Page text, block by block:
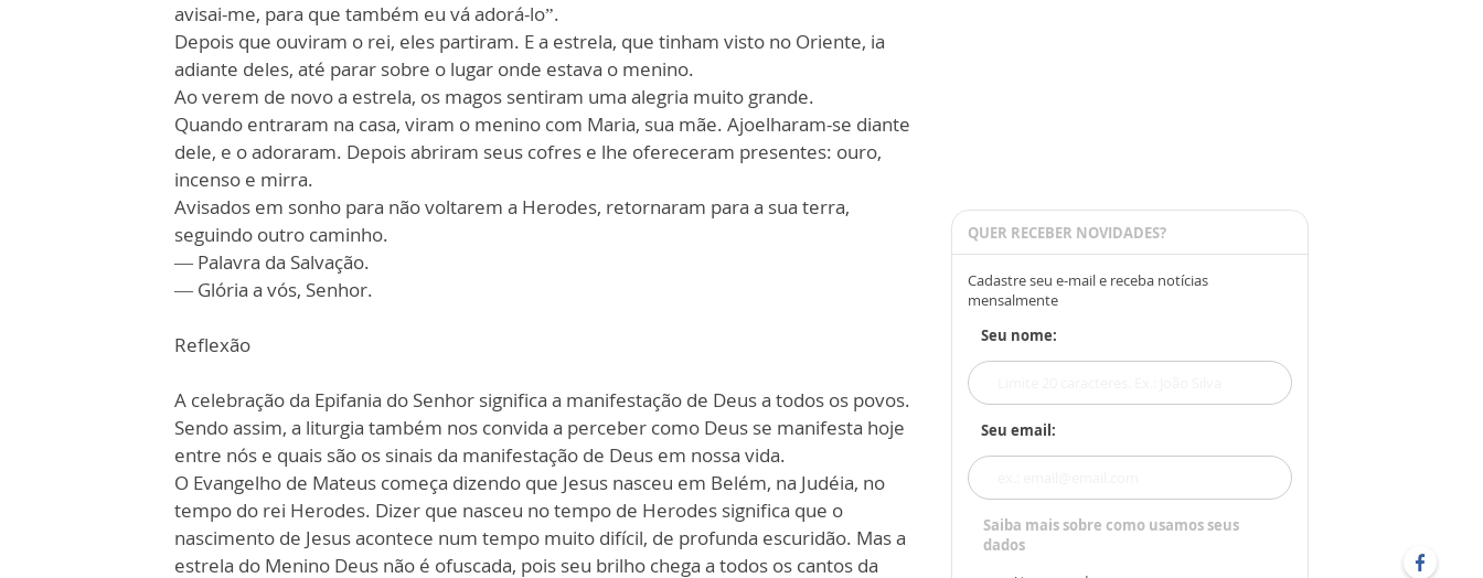
avisai-me, para que também eu vá adorá-lo”.
Depois que ouviram o rei, eles partiram. E a estrela, que tinham visto no Oriente, ia
adiante deles, até parar sobre o lugar onde estava o menino.
Ao verem de novo a estrela, os magos sentiram uma alegria muito grande.
Quando entraram na casa, viram o menino com Maria, sua mãe. Ajoelharam-se diante
dele, e o adoraram. Depois abriram seus cofres e lhe ofereceram presentes: ouro,
incenso e mirra.
Avisados em sonho para não voltarem a Herodes, retornaram para a sua terra,
seguindo outro caminho.
— Palavra da Salvação.
— Glória a vós, Senhor.
Reflexão
A celebração da Epifania do Senhor significa a manifestação de Deus a todos os povos.
Sendo assim, a liturgia também nos convida a perceber como Deus se manifesta hoje
entre nós e quais são os sinais da manifestação de Deus em nossa vida.
O Evangelho de Mateus começa dizendo que Jesus nasceu em Belém, na Judéia, no
tempo do rei Herodes. Dizer que nasceu no tempo de Herodes significa que o
nascimento de Jesus acontece num tempo muito difícil, de profunda escuridão. Mas a
estrela do Menino Deus não é ofuscada, pois seu brilho chega a todos os cantos da
QUER RECEBER NOVIDADES?
Cadastre seu e-mail e receba notícias
mensalmente
Seu nome:
Seu email:
Saiba mais sobre como usamos seus
dados